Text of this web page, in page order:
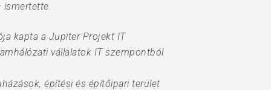
ismertette.
kapta a Jupiter Projekt IT
vállalatok IT szempontból
építési és építőipari terület